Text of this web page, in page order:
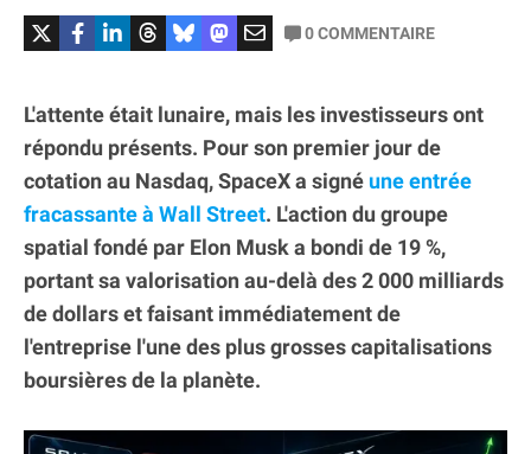
0COMMENTAIRE
L'attente était lunaire, mais les investisseurs ont
répondu présents. Pour son premier jour de
cotation au Nasdaq, SpaceX a signé une entrée
fracassante à Wall Street. L'action du groupe
spatial fondé par Elon Musk a bondi de 19 %,
portant sa valorisation au-delà des 2 000 milliards
de dollars et faisant immédiatement de
l'entreprise l'une des plus grosses capitalisations
boursières de la planète.